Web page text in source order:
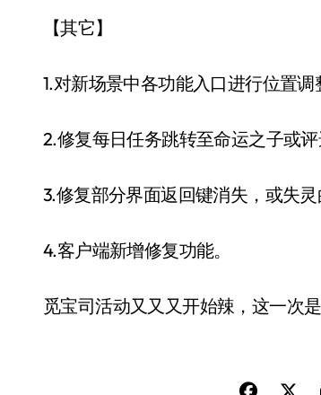
【其它】
1.对新场景中各功能入口进行位置调
2.修复每日任务跳转至命运之子或
3.修复部分界面返回键消失，或失灵
4.客户端新增修复功能。
觅宝司活动又又又开始辣，这一次